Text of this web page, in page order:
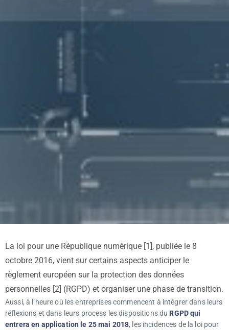
La loi pour une République numérique [1], publiée le 8
octobre 2016, vient sur certains aspects anticiper le
règlement européen sur la protection des données
personnelles [2] (RGPD) et organiser une phase de transition.
Aussi, à l’heure où les entreprises commencent à intégrer dans leurs
réflexions et dans leurs process les dispositions du RGPD qui
entrera en application le 25 mai 2018, les incidences de la loi pour